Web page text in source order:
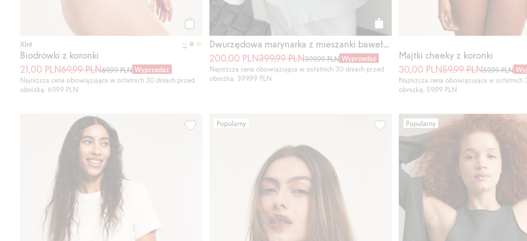
Xlnt
Biodrówki z koronki
21,00 PLN69,99 PLN69,99 PLN Wyprzedaż
Najniższa cena obowiązująca w ostatnich 30 dniach przed
obniżką: 69,99 PLN
Kup
Dwurzędowa marynarka z mieszanki bawełny
200,00 PLN399,99 PLN399,99 PLN Wyprzedaż
Najniższa cena obowiązująca w ostatnich 30 dniach przed
obniżką: 399,99 PLN
Majtki cheeky z koronki
30,00 PLN59,99 PLN59,99 PLN
Najniższa cena obowiązująca w ostatnich
obniżką: 59,99 PLN
Popularny
Wisior z morskimi zawieszkami, Dodaj
Popularny